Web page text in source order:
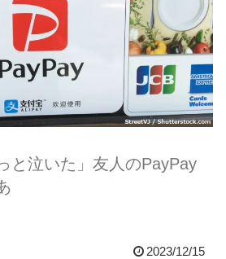
と泣いた」友人のPayPay
2023/12/15